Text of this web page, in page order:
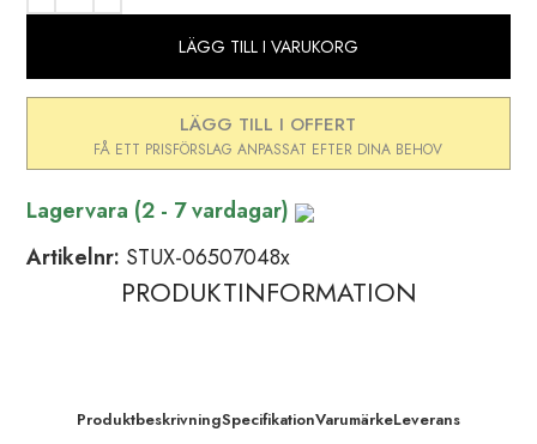
LÄGG TILL I VARUKORG
LÄGG TILL I OFFERT
Lagervara (2 - 7 vardagar)
Artikelnr: STUX-06507048x
PRODUKTINFORMATION
ProduktbeskrivningSpecifikationVarumärkeLeverans